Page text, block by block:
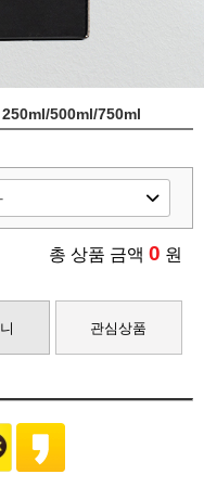
250ml/500ml/750ml
총 상품 금액 0 원
관심상품